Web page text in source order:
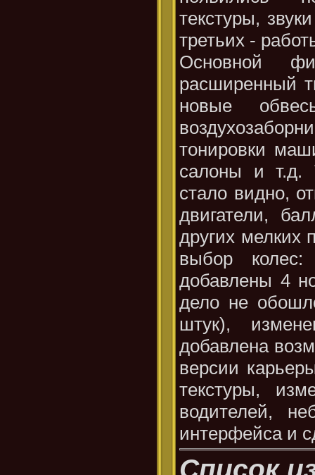
текстуры,
третьих -
Основной
расширенный
новые
тонировки
салоны и т.д.
стало видно,
двигатели,
других мелких
выбор
добавлены 4
дело не
штук),
добавлена
версии
текстуры,
водителей,
интерфейса и